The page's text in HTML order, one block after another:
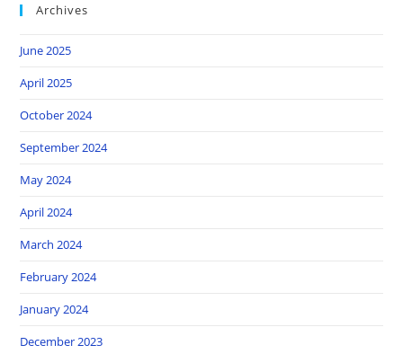
Archives
June 2025
April 2025
October 2024
September 2024
May 2024
April 2024
March 2024
February 2024
January 2024
December 2023